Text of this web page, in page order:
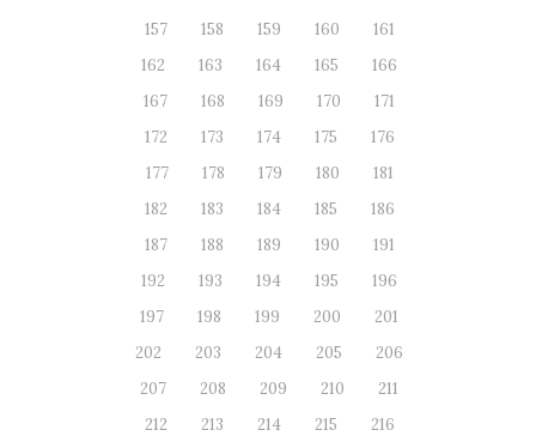
157
158 159 160
161
162
163 164 165
166
167
168 169 170
171
172
173 174 175
176
177
178 179 180
181
182
183 184 185
186
187
188 189 190
191
192
193 194 195
196
197
198 199 200
201
202
203 204 205
206
207
208 209 210
211
212
213 214 215
216